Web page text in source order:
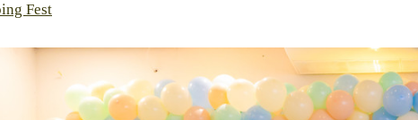
Fest